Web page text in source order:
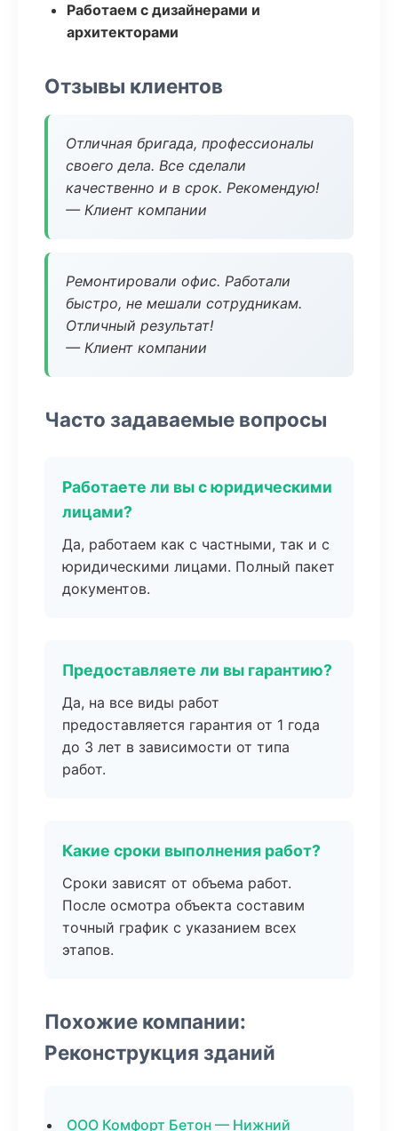
Работаем с дизайнерами и
архитекторами
Отзывы клиентов
Отличная бригада, профессионалы
своего дела. Все сделали
качественно и в срок. Рекомендую!
— Клиент компании
Ремонтировали офис. Работали
быстро, не мешали сотрудникам.
Отличный результат!
— Клиент компании
Часто задаваемые вопросы
Работаете ли вы с юридическими
лицами?
Да, работаем как с частными, так и с
юридическими лицами. Полный пакет
документов.
Предоставляете ли вы гарантию?
Да, на все виды работ
предоставляется гарантия от 1 года
до 3 лет в зависимости от типа
работ.
Какие сроки выполнения работ?
Сроки зависят от объема работ.
После осмотра объекта составим
точный график с указанием всех
этапов.
Похожие компании:
Реконструкция зданий
ООО Комфорт Бетон — Нижний